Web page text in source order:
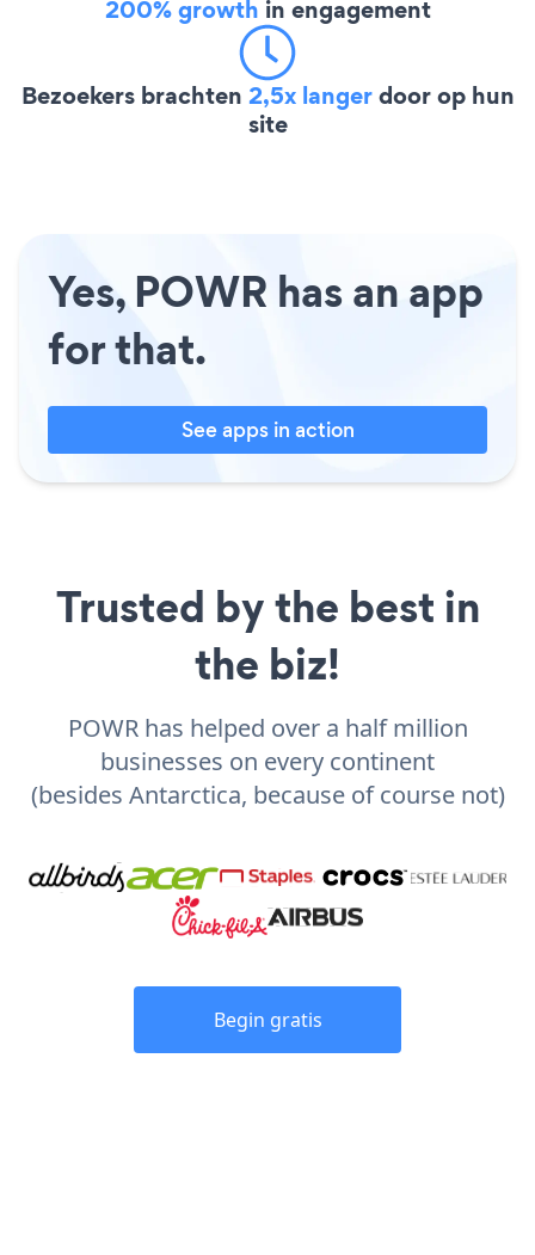
200% growth in engagement
Bezoekers brachten 2,5x langerdoor op hun
site
Yes, POWR has an app
for that.
See apps in action
Trusted by the best in
the biz!
POWR has helped over a half million
businesses on every continent
(besides Antarctica, because of course not)
Begin gratis